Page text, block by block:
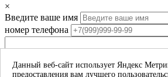
×
Введите ваше имя
номер телефона
Данный веб-сайт использует Яндекс
предоставления вам лучшего